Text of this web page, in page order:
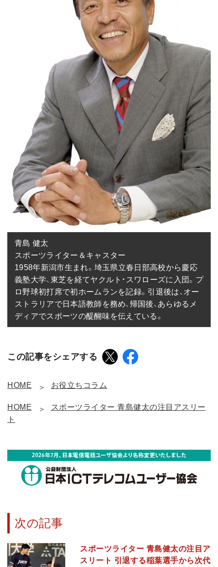
青島 健太
スポーツライター＆キャスター
1958年新潟市生まれ。埼玉県立春日部高校から慶応
義塾大学、東芝を経てヤクルト・スワローズに入団。プ
ロ野球初打席で初ホームランを記録。引退後は、オー
ストラリアで日本語教師を務め、帰国後、あらゆるメ
ディアでスポーツの醍醐味を伝えている。
この記事をシェアする
HOME お役立ちコラム
HOME
スポーツライター 青島健太の注目アスリー
ト
次の記事
スポーツライター 青島健太の注目ア
スリート 引退する稲葉選手から次代